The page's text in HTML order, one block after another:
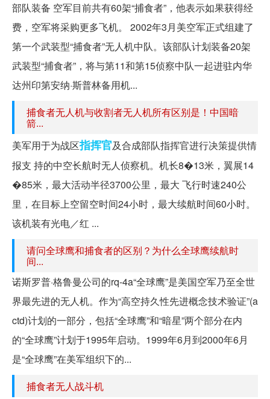
部队装备 空军目前共有60架“捕食者”，他表示如果获得经
费，空军将采购更多飞机。 2002年3月美空军正式组建了
第一个武装型“捕食者”无人机中队。该部队计划装备20架
武装型“捕食者”，将与第11和第15侦察中队一起进驻内华
达州印第安纳·斯普林备用机...
捕食者无人机与收割者无人机所有区别是！中国暗
箭...
美军用于为战区指挥官及合成部队指挥官进行决策提供情
报支 持的中空长航时无人侦察机。机长8�13米，翼展14
�85米，最大活动半径3700公里，最大 飞行时速240公
里，在目标上空留空时间24小时，最大续航时间60小时。
该机装有光电／红 ...
请问全球鹰和捕食者的区别？为什么全球鹰续航时
间...
诺斯罗普·格鲁曼公司的rq-4a“全球鹰”是美国空军乃至全世
界最先进的无人机。作为“高空持久性先进概念技术验证”(a
ctd)计划的一部分，包括“全球鹰”和“暗星”两个部分在内
的“全球鹰”计划于1995年启动。1999年6月到2000年6月
是“全球鹰”在美军组织下的...
捕食者无人战斗机